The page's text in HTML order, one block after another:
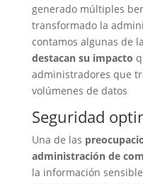
generado múltiples
transformado la
contamos algunas de
destacan su impacto
administradores que
volúmenes de datos
Seguridad
Una de las
administración de
la información